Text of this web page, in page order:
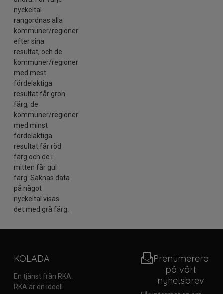
nyckeltal
rangordnas alla
kommuner/regioner
efter sina
resultat, och de
kommuner/regioner
med mest
fördelaktiga
resultat får grön
färg, de
kommuner/regioner
med minst
fördelaktiga
resultat får röd
färg och de i
mitten får gul
färg. Saknas data
på något
nyckeltal visas
det med grå färg.
KOLADA
En tjänst från RKA.
RKA är en ideell
Prenumerera
på vårt
nyhetsbrev